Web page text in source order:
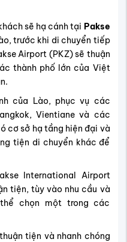
sẽ hạ cánh tại Pakse
trước khi di chuyển tiếp
Airport (PKZ) sẽ thuận
thành phố lớn của Việt
của Lào, phục vụ các
Vientiane và các
cơ sở hạ tầng hiện đại và
tiện di chuyển khác để
International Airport
tiện, tùy vào nhu cầu và
chọn một trong các
tiện và nhanh chóng